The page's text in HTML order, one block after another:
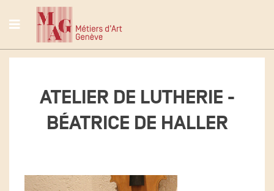
ATELIER DE LUTHERIE -
BÉATRICE DE HALLER